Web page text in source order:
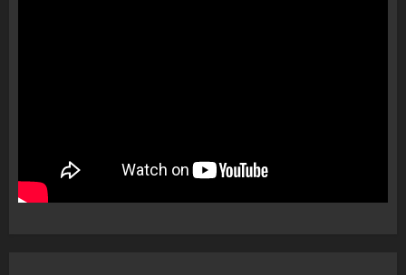
1
Rodriguez, i dyshuar për
laboratorin e kokainës në
Frakull